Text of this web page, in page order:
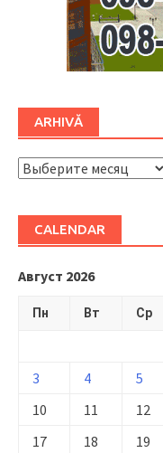
ARHIVĂ
ARHIVĂ
CALENDAR
Август 2026
Пн Вт Ср
3
4 5
10
11 12
17
18 19